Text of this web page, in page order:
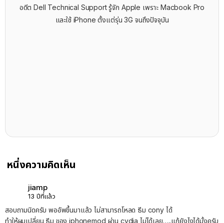
อดีต Dell Technical Support รู้จัก ​Apple เพราะ Macbook Pro
และใช้ iPhone ตั้งแต่รุ่น 3G จนถึงปัจจุบัน
หนึ่งความคิดเห็น
jiamp
13 ปีที่แล้ว
สอบถามนิดครับ พออัพขึ้นมาแล้ว ไม่สามารถโหลด ธีม cony ได้
ทำให้ผมเปลี่ยน ธีม ของ iphonemod ผ่าน cydia ไม่ได้เลย…..แก้ยังไงได้มั้งครับ